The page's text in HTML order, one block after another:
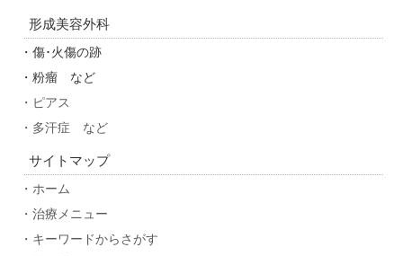
形成美容外科
・傷･火傷の跡
・粉瘤 など
・ピアス
・多汗症 など
サイトマップ
・ホーム
・治療メニュー
・キーワードからさがす